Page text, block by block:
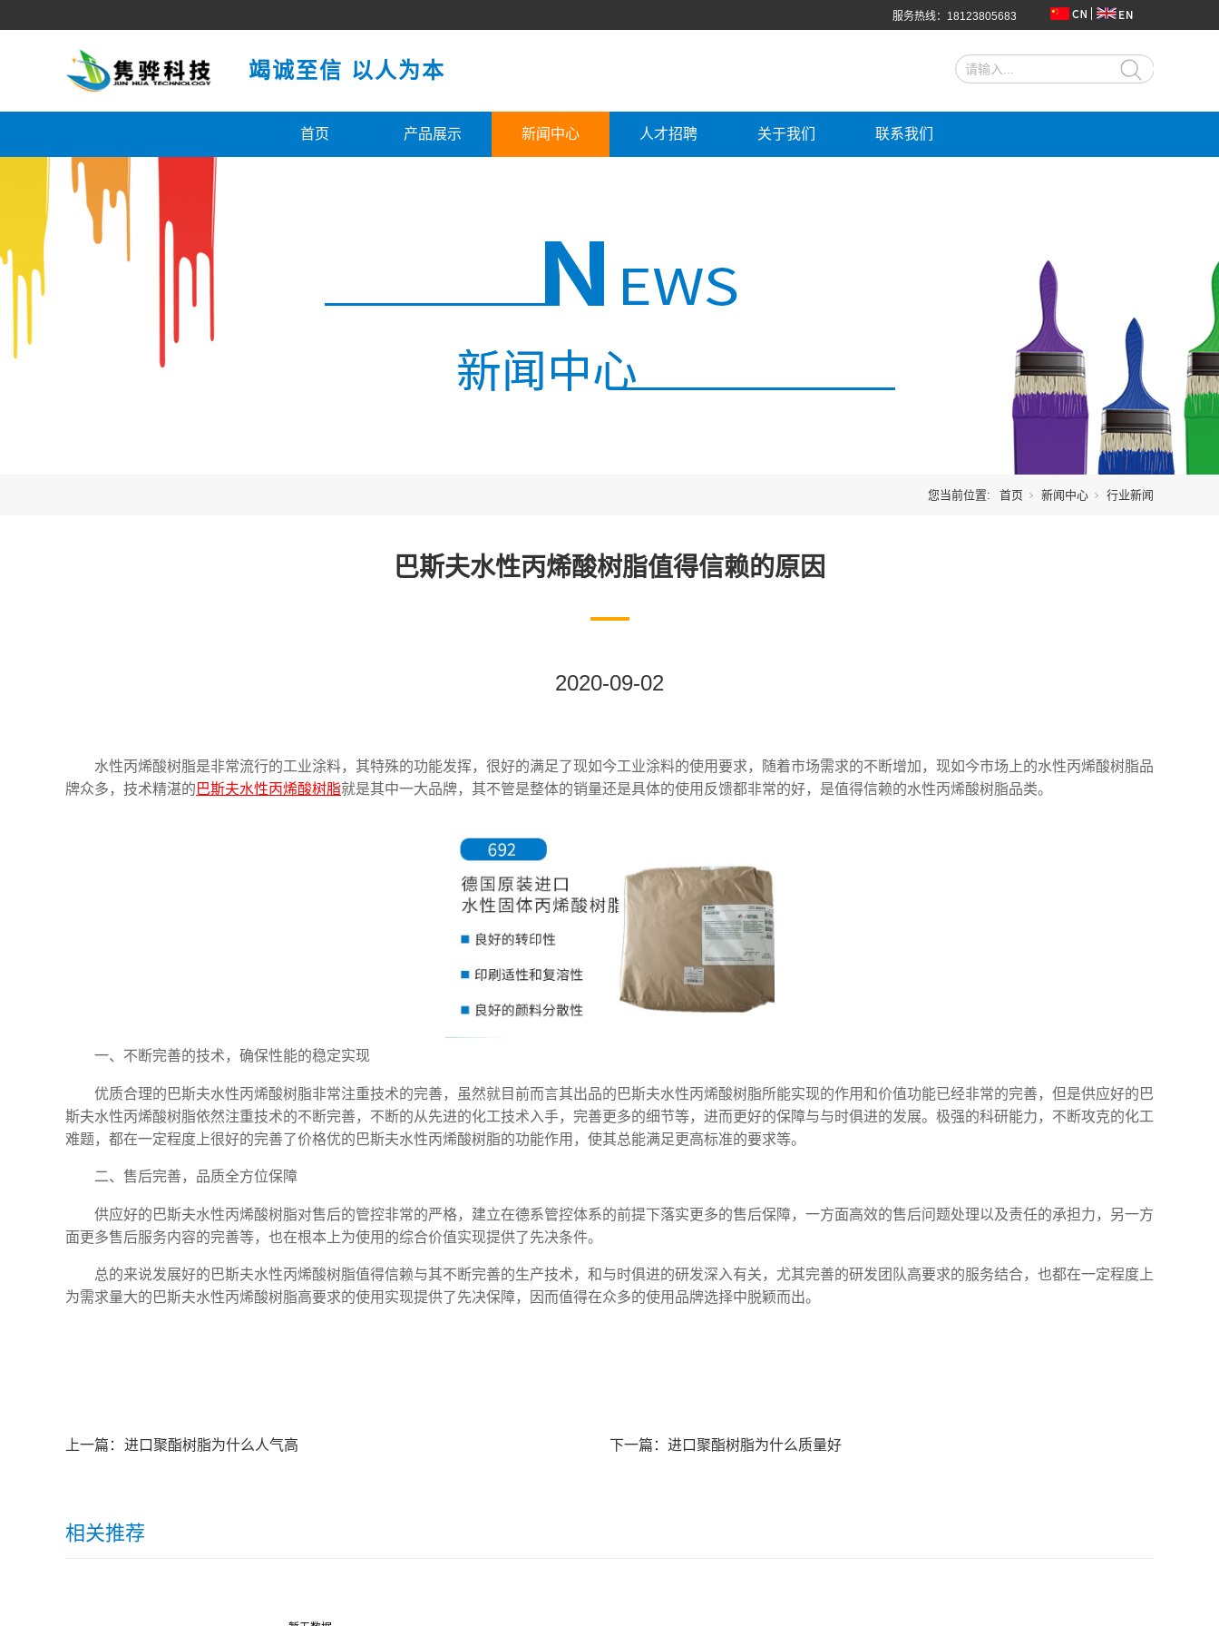
服务热线：18123805683
竭诚至信 以人为本
首页 产品展示 新闻中心 人才招聘 关于我们 联系我们
您当前位置: 首页 新闻中心 行业新闻
巴斯夫水性丙烯酸树脂值得信赖的原因
2020-09-02
水性丙烯酸树脂是非常流行的工业涂料，其特殊的功能发挥，很好的满足了现如今工业涂料的使用要求，随着市场需求的不断增加，现如今市场上的水性丙烯酸树脂品
牌众多，技术精湛的 巴斯夫水性丙烯酸树脂就是其中一大品牌，其不管是整体的销量还是具体的使用反馈都非常的好，是值得信赖的水性丙烯酸树脂品类。
一、不断完善的技术，确保性能的稳定实现
优质合理的巴斯夫水性丙烯酸树脂非常注重技术的完善，虽然就目前而言其出品的巴斯夫水性丙烯酸树脂所能实现的作用和价值功能已经非常的完善，但是供应好的巴
斯夫水性丙烯酸树脂依然注重技术的不断完善，不断的从先进的化工技术入手，完善更多的细节等，进而更好的保障与与时俱进的发展。极强的科研能力，不断攻克的化工
难题，都在一定程度上很好的完善了价格优的巴斯夫水性丙烯酸树脂的功能作用，使其总能满足更高标准的要求等。
二、售后完善，品质全方位保障
供应好的巴斯夫水性丙烯酸树脂对售后的管控非常的严格，建立在德系管控体系的前提下落实更多的售后保障，一方面高效的售后问题处理以及责任的承担力，另一方
面更多售后服务内容的完善等，也在根本上为使用的综合价值实现提供了先决条件。
总的来说发展好的巴斯夫水性丙烯酸树脂值得信赖与其不断完善的生产技术，和与时俱进的研发深入有关，尤其完善的研发团队高要求的服务结合，也都在一定程度上
为需求量大的巴斯夫水性丙烯酸树脂高要求的使用实现提供了先决保障，因而值得在众多的使用品牌选择中脱颖而出。
上一篇： 进口聚酯树脂为什么人气高 下一篇： 进口聚酯树脂为什么质量好
相关推荐